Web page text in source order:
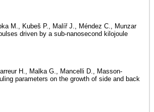
M., Kubeš P., Malíř J., Méndez C., Munzar
driven by a sub-nanosecond kilojoule
H., Malka G., Mancelli D., Masson-
parameters on the growth of side and back